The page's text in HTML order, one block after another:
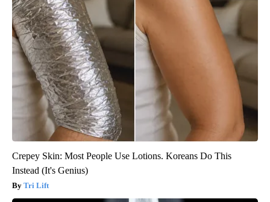
Crepey Skin: Most People Use Lotions. Koreans Do This
Instead (It's Genius)
Tri Lift